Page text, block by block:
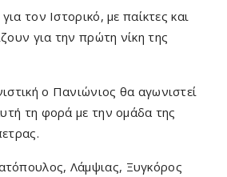
τον Ιστορικό, με παίκτες και
για την πρώτη νίκη της
ο Πανιώνιος θα αγωνιστεί
τη φορά με την ομάδα της
Λάμψιας, Ξυγκόρος